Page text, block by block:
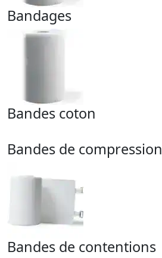
Bandages
Bandes coton
Bandes de compression
Bandes de contentions